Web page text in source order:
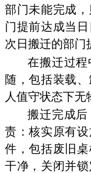
部门未能完成
门提前达成当
次日搬迁的部门
在搬迁过
随，包括装载
人值守状态下无
搬迁完成
责：核实原有
件，包括废旧
干净，关闭并